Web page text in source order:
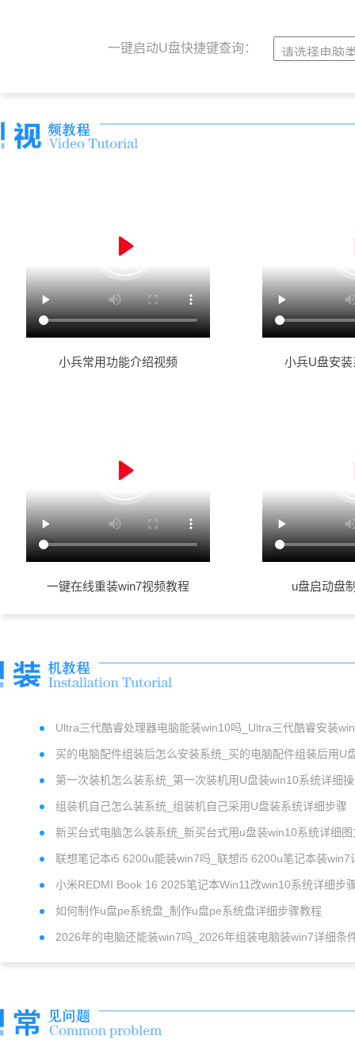
一键启动U盘快捷键查询：
小兵常用功能介绍视频 小兵U盘安
一键在线重装win7视频教程 u盘启动盘
Ultra三代酷睿处理器电脑能装win10吗_Ultra三代酷睿安装
系统教程 买的电脑配件组装后怎么安装系统_买的电脑配件组装后用U
第一次装机怎么装系统_第一次装机用U盘装win10系统详细
组装机自己怎么装系统_组装机自己采用U盘装系统详细步骤
新买台式电脑怎么装系统_新买台式用u盘装win10系统详细图
联想笔记本i5 6200u能装win7吗_联想i5 6200u笔记本装win7
小米REDMI Book 16 2025笔记本Win11改win10系统详细步
如何制作u盘pe系统盘_制作u盘pe系统盘详细步骤教程
2026年的电脑还能装win7吗_2026年组装电脑装win7详细条